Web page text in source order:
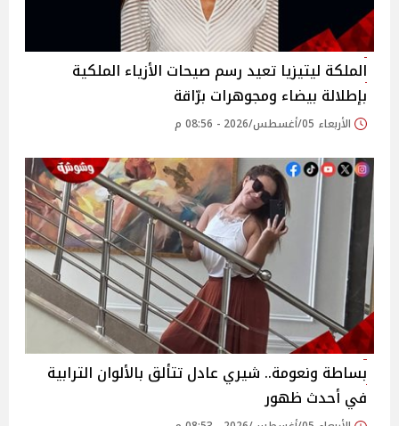
الملكة ليتيزيا تعيد رسم صيحات الأزياء الملكية
بإطلالة بيضاء ومجوهرات برّاقة
الأربعاء 05/أغسطس/2026 - 08:56 م
بساطة ونعومة.. شيري عادل تتألق بالألوان الترابية
في أحدث ظهور